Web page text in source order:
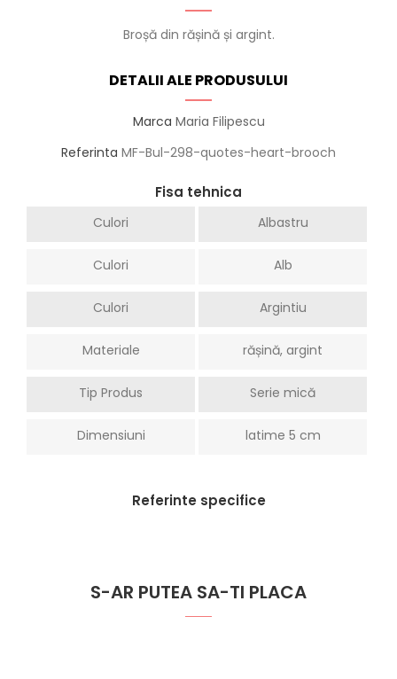
Broșă din rășină și argint.
DETALII ALE PRODUSULUI
Marca Maria Filipescu
Referinta MF-Bul-298-quotes-heart-brooch
Fisa tehnica
Culori Albastru
Culori Alb
Culori Argintiu
Materiale rășină, argint
Tip Produs Serie mică
Dimensiuni latime 5 cm
Referinte specifice
S-AR PUTEA SA-TI PLACA